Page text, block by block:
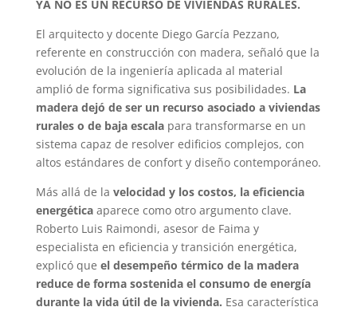
YA NO ES UN RECURSO DE VIVIENDAS RURALES.
El arquitecto y docente Diego García Pezzano,
referente en construcción con madera, señaló que la
evolución de la ingeniería aplicada al material
amplió de forma significativa sus posibilidades. La
madera dejó de ser un recurso asociado a viviendas
rurales o de baja escalapara transformarse en un
sistema capaz de resolver edificios complejos, con
altos estándares de confort y diseño contemporáneo.
Más allá de la velocidad y los costos, la eficiencia
energéticaaparece como otro argumento clave.
Roberto Luis Raimondi, asesor de Faima y
especialista en eficiencia y transición energética,
explicó que el desempeño térmico de la madera
reduce de forma sostenida el consumo de energía
durante la vida útil de la vivienda. Esa característica